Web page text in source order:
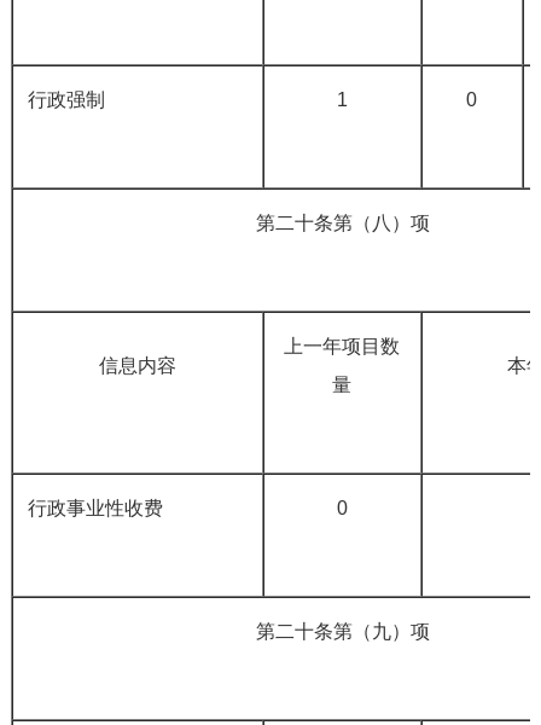
行政强制 1 0
第二十条第（八）项
信息内容
上一年项目数
量
本
行政事业性收费 0
第二十条第（九）项